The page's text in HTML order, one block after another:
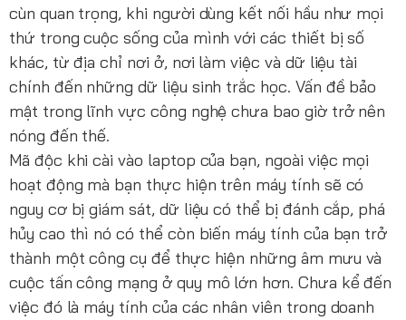
cùn quan trọng, khi người dùng kết nối hầu như mọi
thứ trong cuộc sống của mình với các thiết bị số
khác, từ địa chỉ nơi ở, nơi làm việc và dữ liệu tài
chính đến những dữ liệu sinh trắc học. Vấn đề bảo
mật trong lĩnh vực công nghệ chưa bao giờ trở nên
nóng đến thế.
Mã độc khi cài vào laptop của bạn, ngoài việc mọi
hoạt động mà bạn thực hiện trên máy tính sẽ có
nguy cơ bị giám sát, dữ liệu có thể bị đánh cắp, phá
hủy cao thì nó có thể còn biến máy tính của bạn trở
thành một công cụ để thực hiện những âm mưu và
cuộc tấn công mạng ở quy mô lớn hơn. Chưa kể đến
việc đó là máy tính của các nhân viên trong doanh